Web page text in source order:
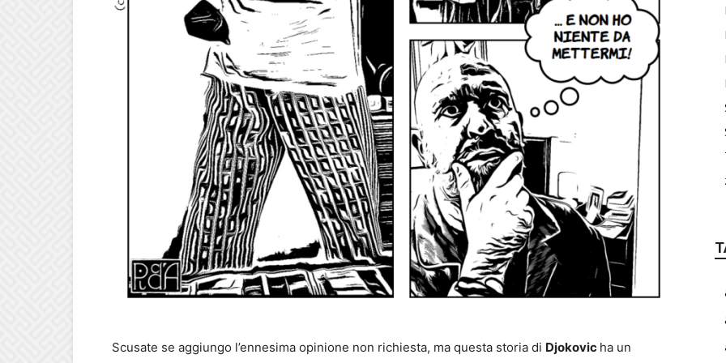
Scusate se aggiungo l’ennesima opinione non richiesta, ma questa storia di Djokovic ha un